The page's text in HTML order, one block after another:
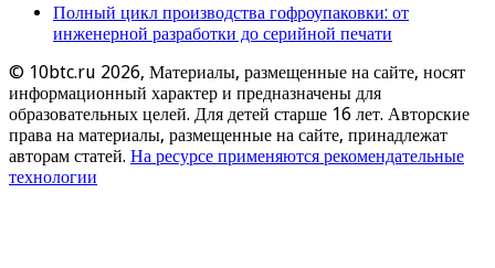
Полный цикл производства гофроупаковки: от
инженерной разработки до серийной печати
© 10btc.ru 2026, Материалы, размещенные на сайте, носят
информационный характер и предназначены для
образовательных целей. Для детей старше 16 лет. Авторские
права на материалы, размещенные на сайте, принадлежат
авторам статей. На ресурсе применяются рекомендательные
технологии